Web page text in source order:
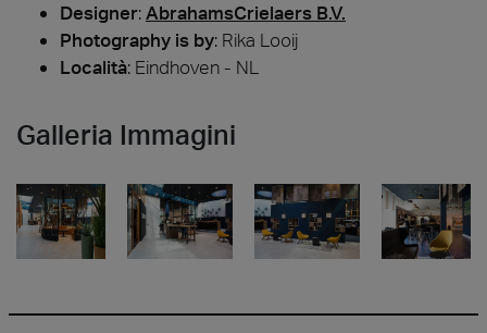
Designer:AbrahamsCrielaers B.V.
Photography is by: Rika Looij
Località: Eindhoven - NL
Galleria Immagini